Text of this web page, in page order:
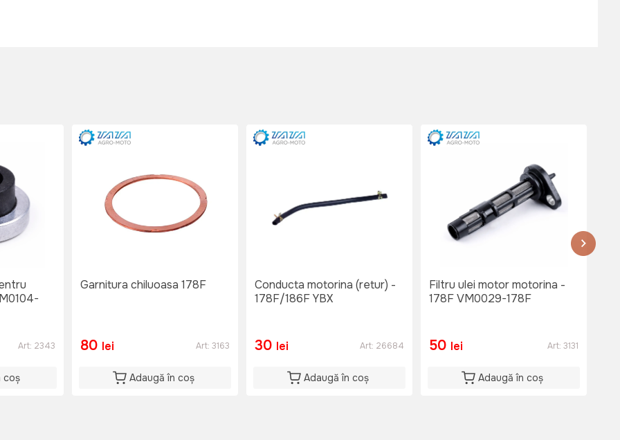
Art: 2343
coș
Garnitura chiluoasa 178F
80 lei Art: 3163
Adaugă în coș
Conducta motorina (retur) -
178F/186F YBX
30 lei Art: 26684
Adaugă în coș
Filtru ulei motor motorina -
178F VM0029-178F
50 lei Art: 3131
Adaugă în coș